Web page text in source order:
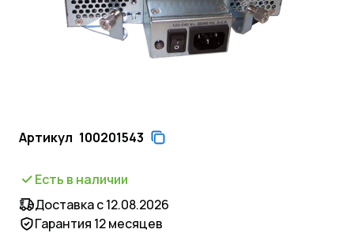
Артикул 100201543
Есть в наличии
Доставка с 12.08.2026
Гарантия 12 месяцев